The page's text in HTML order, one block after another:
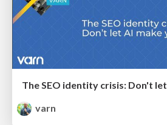
varn